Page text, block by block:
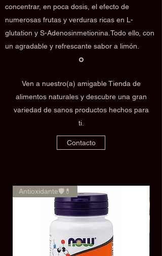
Ven a nuestro(a) amigable Tienda de
alimentos naturales y descubre una gran
variedad de sanos productos hechos para
ti.
Contacto
concentrar, en poca dosis, el efecto de
numerosas frutas y verduras ricas en L-
glutation y S-Adenosinmetionina.Todo ello, con
un agradable y refrescante sabor a limón.
Antioxidante🛡️💊